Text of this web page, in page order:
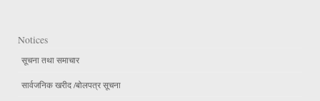
Notices
सूचना तथा समाचार
सार्वजनिक खरीद /बोलपत्र सूचना